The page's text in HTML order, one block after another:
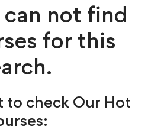
can not find
for this
to check Our Hot